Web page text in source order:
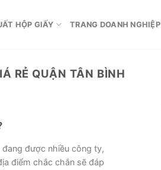
HỘP GIẤY TRANG DOANH NGHIỆP
RẺ QUẬN TÂN BÌNH
đang được nhiều công ty,
điểm chắc chắn sẽ đáp